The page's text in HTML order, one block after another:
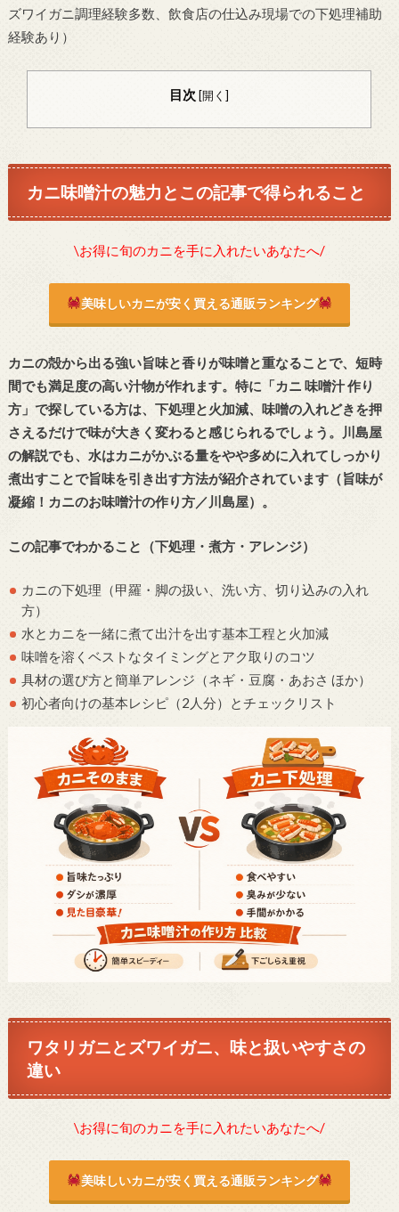
ズワイガニ調理経験多数、飲食店の仕込み現場での下処理補助
経験あり）
目次 [開く]
カニ味噌汁の魅力とこの記事で得られること
\お得に旬のカニを手に入れたいあなたへ/
美味しいカニが安く買える通販ランキング
カニの殻から出る強い旨味と香りが味噌と重なることで、短時
間でも満足度の高い汁物が作れます。特に「カニ 味噌汁 作り
方」で探している方は、下処理と火加減、味噌の入れどきを押
さえるだけで味が大きく変わると感じられるでしょう。川島屋
の解説でも、水はカニがかぶる量をやや多めに入れてしっかり
煮出すことで旨味を引き出す方法が紹介されています（旨味が
凝縮！カニのお味噌汁の作り方／川島屋）。
この記事でわかること（下処理・煮方・アレンジ）
カニの下処理（甲羅・脚の扱い、洗い方、切り込みの入れ
方）
水とカニを一緒に煮て出汁を出す基本工程と火加減
味噌を溶くベストなタイミングとアク取りのコツ
具材の選び方と簡単アレンジ（ネギ・豆腐・あおさ ほか）
初心者向けの基本レシピ（2人分）とチェックリスト
ワタリガニとズワイガニ、味と扱いやすさの
違い
\お得に旬のカニを手に入れたいあなたへ/
美味しいカニが安く買える通販ランキング